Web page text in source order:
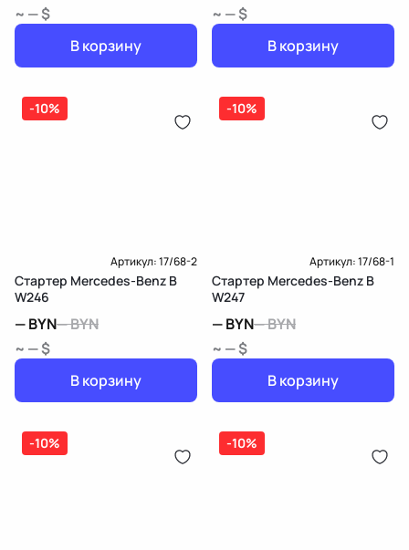
~ — $
В корзину
~ — $
В корзину
-10%
Артикул:17/68-2
Стартер Mercedes-Benz B
W246
—BYN—BYN
~ — $
В корзину
-10%
Артикул:17/68-1
Стартер Mercedes-Benz B
W247
—BYN—BYN
~ — $
В корзину
-10% -10%